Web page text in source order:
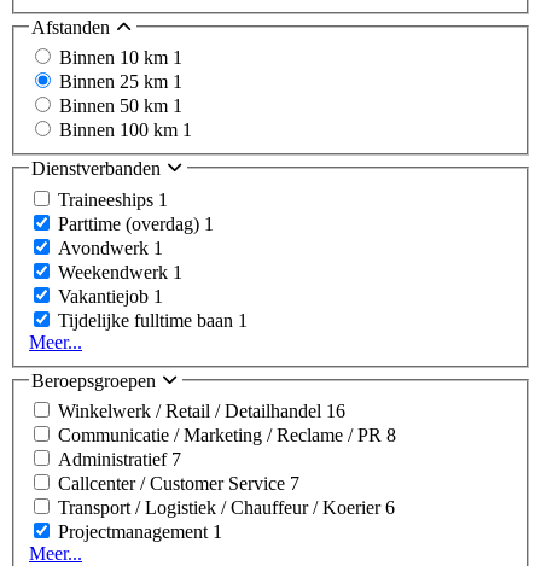
Afstanden
Binnen 10 km 1
Binnen 25 km 1
Binnen 50 km 1
Binnen 100 km 1
Dienstverbanden
Traineeships 1
Parttime (overdag) 1
Avondwerk 1
Weekendwerk 1
Vakantiejob 1
Tijdelijke fulltime baan 1
Meer...
Beroepsgroepen
Winkelwerk / Retail / Detailhandel 16
Communicatie / Marketing / Reclame / PR 8
Administratief 7
Callcenter / Customer Service 7
Transport / Logistiek / Chauffeur / Koerier6
Projectmanagement 1
Meer...